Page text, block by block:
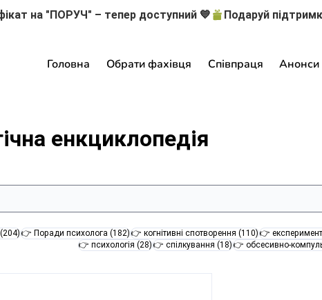
на "ПОРУЧ" – тепер доступний 💙
Головна Обрати фахівця Співпраця Анонси
енкциклопедія
(204)204 пости
👉 Поради психолога (182)182 пости
👉 когнітивні спотворення (110)110 постів
👉
👉 психологія (28)28 постів
👉 спілкування (18)18 постів
👉 обсесивно-